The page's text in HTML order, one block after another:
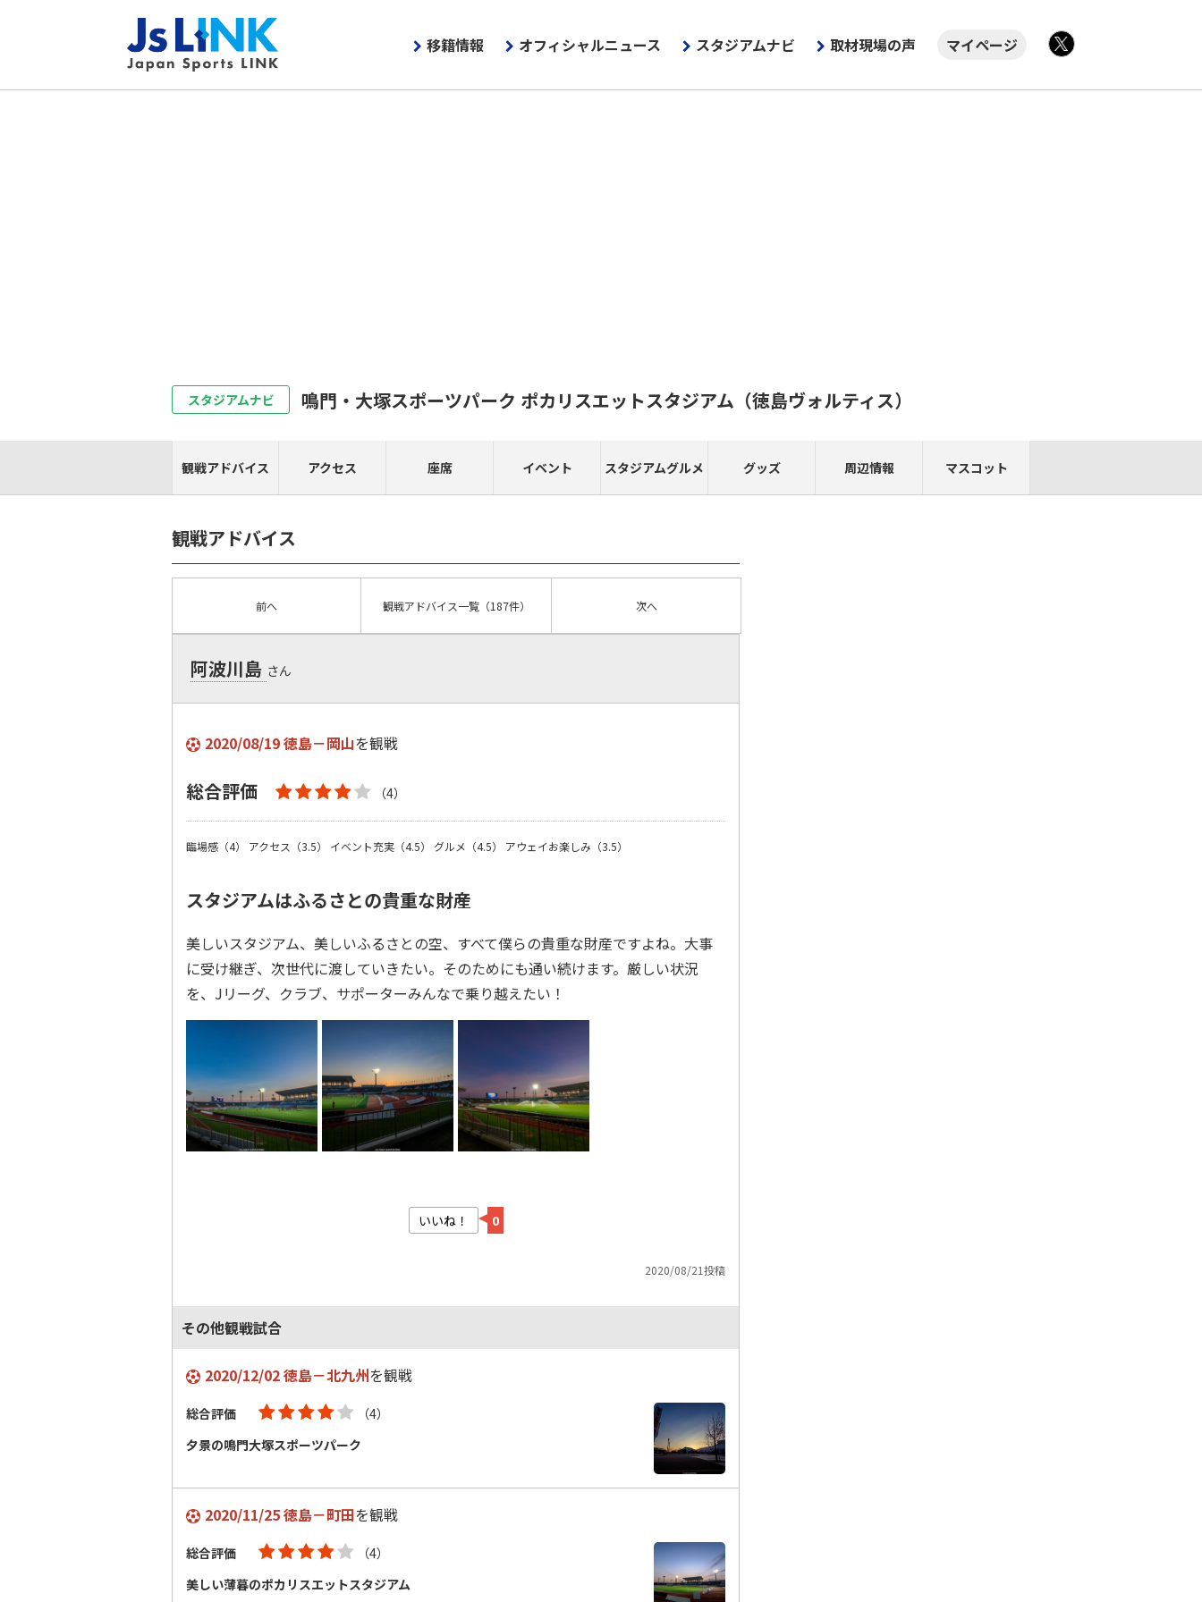
移籍情報 オフィシャルニュース スタジアムナビ 取材現場の声
マイページ
スタジアムナビ 鳴門・大塚スポーツパーク ポカリスエットスタジアム （徳島ヴォルティス）
観戦アドバイス アクセス 座席 イベント スタジアムグルメ グッズ 周辺情報 マスコット
観戦アドバイス
前へ 観戦アドバイス一覧（187件） 次へ
阿波川島 さん
2020/08/19 徳島－岡山を観戦
総合評価 （4）
臨場感（4） アクセス（3.5） イベント充実（4.5） グルメ（4.5） アウェイお楽しみ（3.5）
スタジアムはふるさとの貴重な財産
美しいスタジアム、美しいふるさとの空、すべて僕らの貴重な財産ですよね。大事
に受け継ぎ、次世代に渡していきたい。そのためにも通い続けます。厳しい状況
を、Jリーグ、クラブ、サポーターみんなで乗り越えたい！
いいね！ 0
2020/08/21投稿
その他観戦試合
2020/12/02 徳島－北九州を観戦
総合評価
（4）
夕景の鳴門大塚スポーツパーク
2020/11/25 徳島－町田を観戦
総合評価
（4）
美しい薄暮のポカリスエットスタジアム